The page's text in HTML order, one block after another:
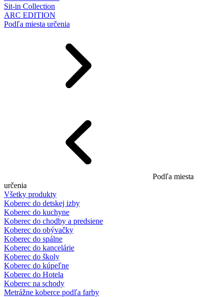
Sit-in Collection
ARC EDITION
Podľa miesta určenia
Podľa miesta
určenia
Všetky produkty
Koberec do detskej izby
Koberec do kuchyne
Koberec do chodby a predsiene
Koberec do obývačky
Koberec do spálne
Koberec do kancelárie
Koberec do školy
Koberec do kúpeľne
Koberec do Hotela
Koberec na schody
Metrážne koberce podľa farby